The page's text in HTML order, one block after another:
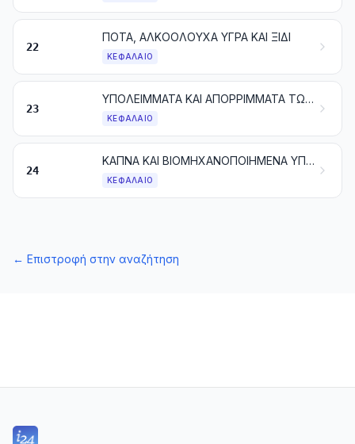
22
ΠΟΤΑ, ΑΛΚΟΟΛΟΥΧΑ ΥΓΡΑ ΚΑΙ ΞΙΔΙ
ΚΕΦΆΛΑΙΟ
23
ΥΠΟΛΕΙΜΜΑΤΑ ΚΑΙ ΑΠΟΡΡΙΜΜΑΤΑ ΤΩΝ ΒΙΟΜΗΧΑΝΙΩΝ ΕΙΔΩΝ ΔΙΑΤΡΟΦΗΣ. ΤΡΟΦΕΣ ΠΑΡΑΣΚΕΥΑΣΜΕΝΕΣ ΓΙΑ ΖΩΑ
ΚΕΦΆΛΑΙΟ
24
ΚΑΠΝΑ ΚΑΙ ΒΙΟΜΗΧΑΝΟΠΟΙΗΜΕΝΑ ΥΠΟΚΑΤΑΣΤΑΤΑ ΤΟΥ ΚΑΠΝΟΥ. ΠΡΟΪΟΝΤΑ, ΜΕ Ή ΧΩΡΙΣ ΝΙΚΟΤΙΝΗ, ΠΟΥ ΠΡΟΟΡΙΖΟΝΤΑΙ ΓΙΑ ΕΙΣΠΝΟΗ ΧΩΡΙΣ ΚΑΥΣΗ. ΆΛΛΑ ΠΡΟΪΟΝΤΑ ΠΟΥ ΠΕΡΙΕΧΟΥΝ ΝΙΚΟΤΙΝΗ, ΠΟΥ ΠΡΟΟΡΙΖΟΝΤΑΙ ΓΙΑ ΤΗΝ ΠΡΟΣΛΗΨΗ ΝΙΚΟΤΙΝΗΣ ΑΠΟ ΤΟ ΑΝΘΡΩΠΙΝΟ ΣΩΜΑ
ΚΕΦΆΛΑΙΟ
← Επιστροφή στην αναζήτηση